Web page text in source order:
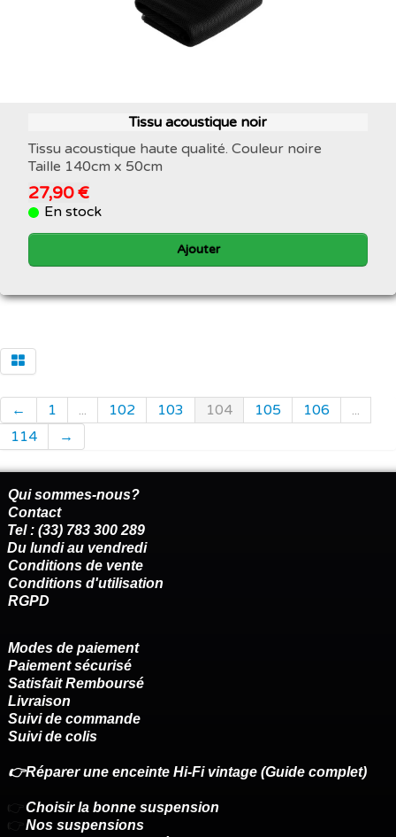
Tissu acoustique noir
Tissu acoustique haute qualité. Couleur noire
Taille 140cm x 50cm
27,90 €
En stock
Ajouter
← 1 ... 102 103 104 105 106
...
114
→
Qui sommes-nous?
Contact
Tel : (33) 783 300 289
Du lundi au vendredi
Conditions de vente
Conditions d'utilisation
RGPD
Modes de paiement
Paiement sécurisé
Satisfait Remboursé
Livraison
Suivi de commande
Suivi de colis
👉Réparer une enceinte Hi-Fi vintage (Guide complet)
👉 Choisir la bonne suspension
👉 Nos suspensions